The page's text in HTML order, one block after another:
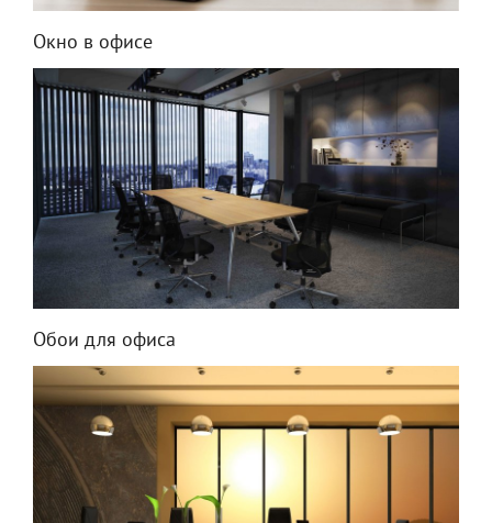
Окно в офисе
Обои для офиса